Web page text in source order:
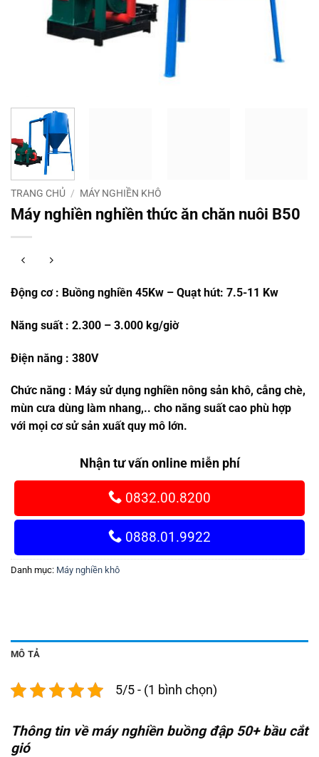
TRANG CHỦ / MÁY NGHIỀN KHÔ
Máy nghiền nghiền thức ăn chăn nuôi B50
Động cơ : Buồng nghiền 45Kw – Quạt hút: 7.5-11 Kw
Năng suất : 2.300 – 3.000 kg/giờ
Điện năng : 380V
Chức năng : Máy sử dụng nghiền nông sản khô, cẫng chè,
mùn cưa dùng làm nhang,.. cho năng suất cao phù hợp
với mọi cơ sử sản xuất quy mô lớn.
Nhận tư vấn online miễn phí
0832.00.8200
0888.01.9922
Danh mục: Máy nghiền khô
MÔ TẢ
5/5 - (1 bình chọn)
Thông tin về máy nghiền buồng đập 50+ bầu cắt
gió